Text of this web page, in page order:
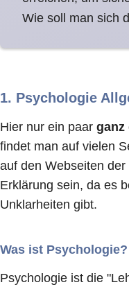
Wie soll man sich
1. Psychologie
Hier nur ein paar ganz
findet man auf vielen
auf den Webseiten
Erklärung sein, da es
Unklarheiten gibt.
Was ist Psychologie?
Psychologie ist die